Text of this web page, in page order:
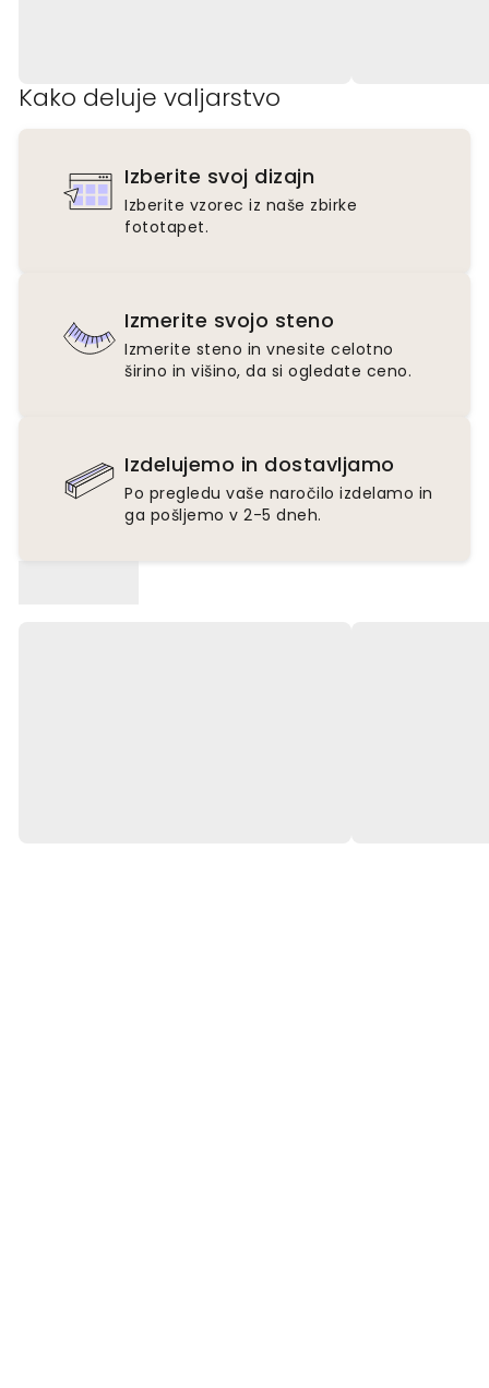
Kako deluje valjarstvo
Izberite svoj dizajn
Izberite vzorec iz naše zbirke
fototapet.
Izmerite svojo steno
Izmerite steno in vnesite celotno
širino in višino, da si ogledate ceno.
Izdelujemo in dostavljamo
Po pregledu vaše naročilo izdelamo in
ga pošljemo v 2-5 dneh.